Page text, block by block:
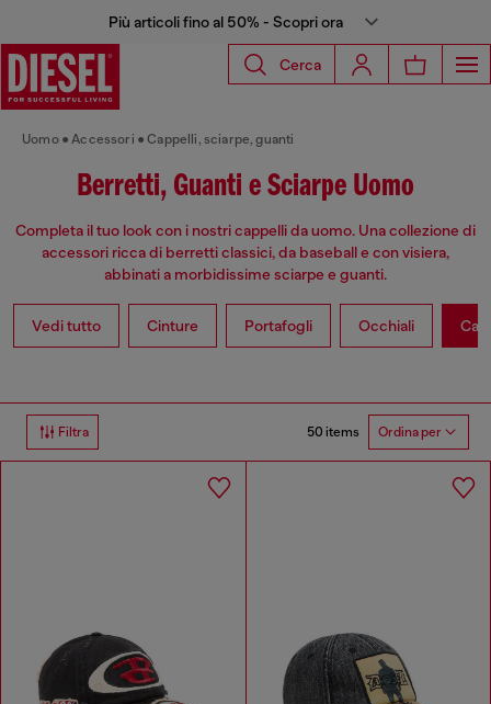
Più articoli fino al 50% - Scopri ora
Cerca
Uomo Accessori Cappelli, sciarpe, guanti
Berretti, Guanti e Sciarpe Uomo
Completa il tuo look con i nostri cappelli da uomo. Una collezione di
accessori ricca di berretti classici, da baseball e con visiera,
abbinati a morbidissime sciarpe e guanti.
Vedi tutto Cinture Portafogli Occhiali
Filtra 50 items Ordina per